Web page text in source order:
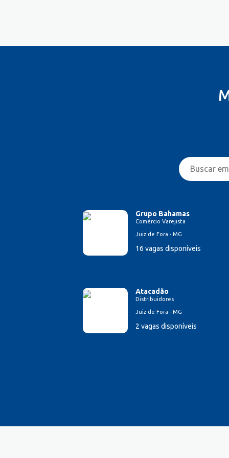
Entregador/Motoboy
Farmacêutico
Fiscal de Caixa
Grupo Bahamas
Comércio Varejista
Juiz de Fora - MG
16 vagas disponíveis
Atacadão
Distribuidores
Juiz de Fora - MG
2 vagas disponíveis